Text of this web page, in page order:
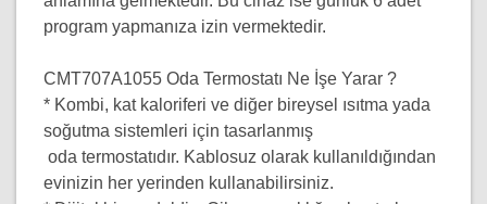
program yapmanıza izin vermektedir.
CMT707A1055 Oda Termostatı Ne İşe Yarar ?
* Kombi, kat kaloriferi ve diğer bireysel ısıtma yada
soğutma sistemleri için tasarlanmış
oda termostatıdır. Kablosuz olarak kullanıldığından
evinizin her yerinden kullanabilirsiniz.